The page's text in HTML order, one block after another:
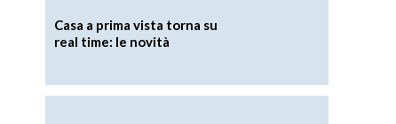
Casa a prima vista torna su
real time: le novità